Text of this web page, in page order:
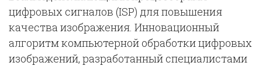
цифровых сигналов (ISP) для повышения
качества изображения. Инновационный
алгоритм компьютерной обработки цифровых
изображений, разработанный специалистами